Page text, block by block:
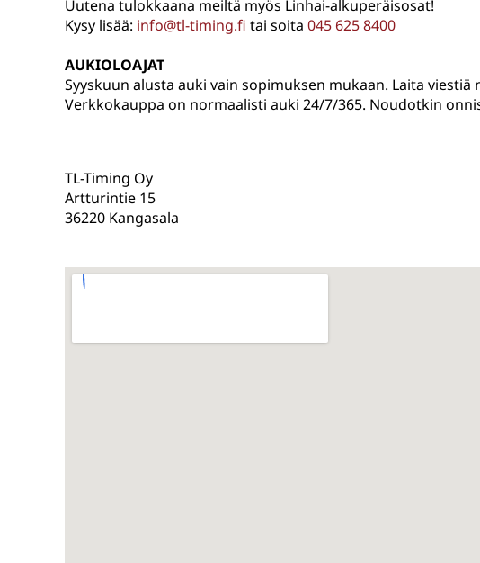
Uutena tulokkaana meiltä myös Linhai-alkuperäisosat!
Kysy lisää: info@tl-timing.fi tai soita 045 625 8400
AUKIOLOAJAT
Syyskuun alusta auki vain sopimuksen mukaan. Laita viestiä
Verkkokauppa on normaalisti auki 24/7/365. Noudotkin
TL-Timing Oy
Artturintie 15
36220 Kangasala